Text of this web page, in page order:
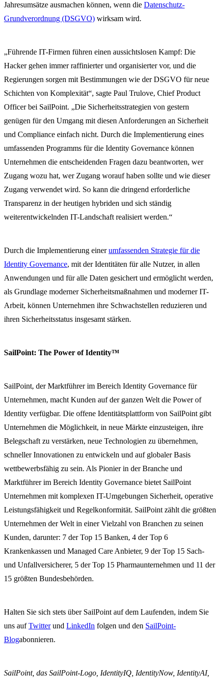
Jahresumsätze ausmachen können, wenn die Datenschutz-
Grundverordnung (DSGVO) wirksam wird.
„Führende IT-Firmen führen einen aussichtslosen Kampf: Die
Hacker gehen immer raffinierter und organisierter vor, und die
Regierungen sorgen mit Bestimmungen wie der DSGVO für neue
Schichten von Komplexität“, sagte Paul Trulove, Chief Product
Officer bei SailPoint. „Die Sicherheitsstrategien von gestern
genügen für den Umgang mit diesen Anforderungen an Sicherheit
und Compliance einfach nicht. Durch die Implementierung eines
umfassenden Programms für die Identity Governance können
Unternehmen die entscheidenden Fragen dazu beantworten, wer
Zugang wozu hat, wer Zugang worauf haben sollte und wie dieser
Zugang verwendet wird. So kann die dringend erforderliche
Transparenz in der heutigen hybriden und sich ständig
weiterentwickelnden IT-Landschaft realisiert werden.“
Durch die Implementierung einerumfassenden Strategie für die
Identity Governance, mit der Identitäten für alle Nutzer, in allen
Anwendungen und für alle Daten gesichert und ermöglicht werden,
als Grundlage moderner Sicherheitsmaßnahmen und moderner IT-
Arbeit, können Unternehmen ihre Schwachstellen reduzieren und
ihren Sicherheitsstatus insgesamt stärken.
SailPoint: The Power of Identity™
SailPoint, der Marktführer im Bereich Identity Governance für
Unternehmen, macht Kunden auf der ganzen Welt die Power of
Identity verfügbar. Die offene Identitätsplattform von SailPoint gibt
Unternehmen die Möglichkeit, in neue Märkte einzusteigen, ihre
Belegschaft zu verstärken, neue Technologien zu übernehmen,
schneller Innovationen zu entwickeln und auf globaler Basis
wettbewerbsfähig zu sein. Als Pionier in der Branche und
Marktführer im Bereich Identity Governance bietet SailPoint
Unternehmen mit komplexen IT-Umgebungen Sicherheit, operative
Leistungsfähigkeit und Regelkonformität. SailPoint zählt die größten
Unternehmen der Welt in einer Vielzahl von Branchen zu seinen
Kunden, darunter: 7 der Top 15 Banken, 4 der Top 6
Krankenkassen und Managed Care Anbieter, 9 der Top 15 Sach-
und Unfallversicherer, 5 der Top 15 Pharmaunternehmen und 11 der
15 größten Bundesbehörden.
Halten Sie sich stets über SailPoint auf dem Laufenden, indem Sie
uns aufTwitterund LinkedIn folgen und den SailPoint-
Blogabonnieren.
SailPoint, das SailPoint-Logo, IdentityIQ, IdentityNow, IdentityAI,